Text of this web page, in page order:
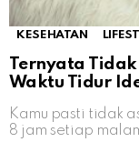
KESEHATAN
Ternyata Tidak
Waktu Tidur
Kamu pasti tidak
8 jam setiap